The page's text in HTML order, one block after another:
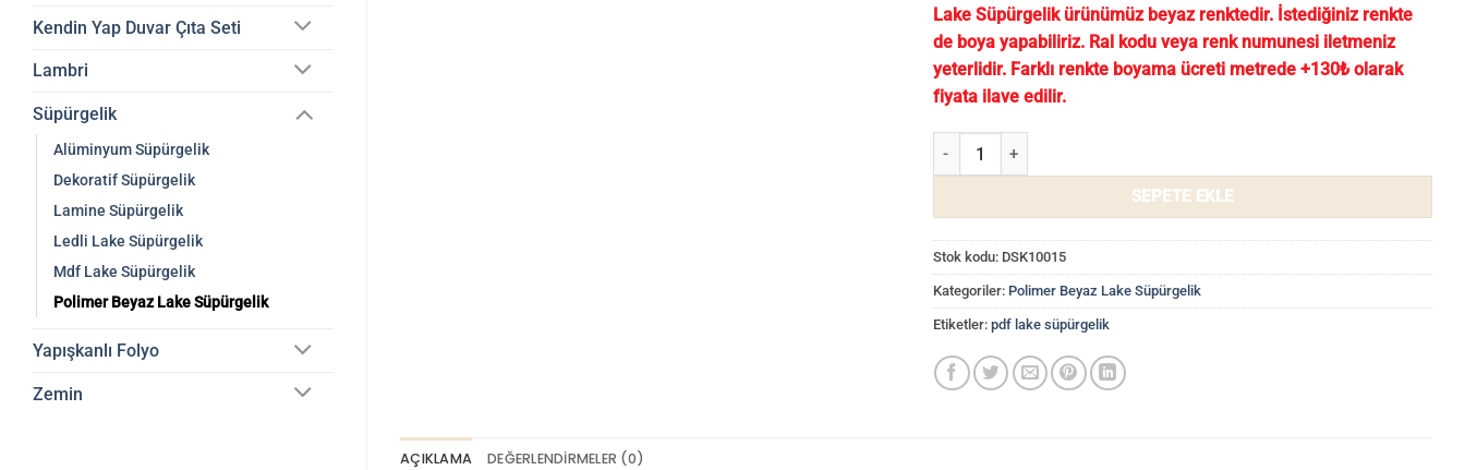
Kendin Yap Duvar Çıta Seti
Lambri
Süpürgelik
Alüminyum Süpürgelik
Dekoratif Süpürgelik
Lamine Süpürgelik
Ledli Lake Süpürgelik
Mdf Lake Süpürgelik
Polimer Beyaz Lake Süpürgelik
Yapışkanlı Folyo
Zemin
Lake Süpürgelik ürünümüz beyaz renktedir. İstediğiniz renkte
de boya yapabiliriz. Ral kodu veya renk numunesi iletmeniz
yeterlidir. Farklı renkte boyama ücreti metrede +130₺ olarak
fiyata ilave edilir.
10cm Polimer Lake Süpürgelik DSK10015 adet
SEPETE EKLE
Stok kodu: DSK10015
Kategoriler: Polimer Beyaz Lake Süpürgelik
Etiketler: pdf lake süpürgelik
AÇIKLAMA DEĞERLENDIRMELER (0)